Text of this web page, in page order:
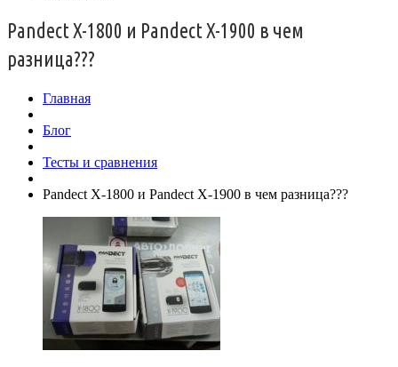
Pandect X-1800 и Pandect X-1900 в чем
разница???
Главная
Блог
Тесты и сравнения
Pandect X-1800 и Pandect X-1900 в чем разница???